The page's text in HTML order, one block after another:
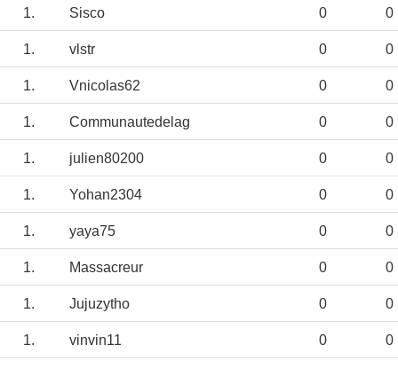
1. Sisco 0 0
1. vlstr 0 0
1. Vnicolas62 0 0
1. Communautedelag 0 0
1. julien80200 0 0
1. Yohan2304 0 0
1. yaya75 0 0
1. Massacreur 0 0
1. Jujuzytho 0 0
1. vinvin11 0 0